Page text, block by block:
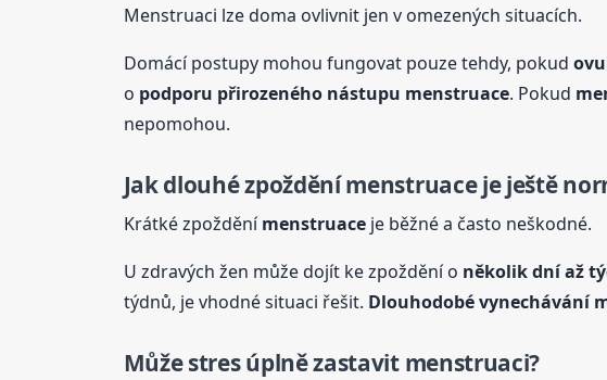
Menstruaci lze doma ovlivnit jen v omezených situacích.
Domácí postupy mohou fungovat pouze tehdy, pokud
o podporu přirozeného nástupu menstruace. Pokud
nepomohou.
Jak dlouhé zpožděnímenstruaceje ještě
Krátké zpožděnímenstruaceje běžné a často neškodné.
U zdravých žen může dojít ke zpoždění o několik dní až
týdnů, je vhodné situaci řešit. Dlouhodobé vynechávání
Může stres úplně zastavit menstruaci?